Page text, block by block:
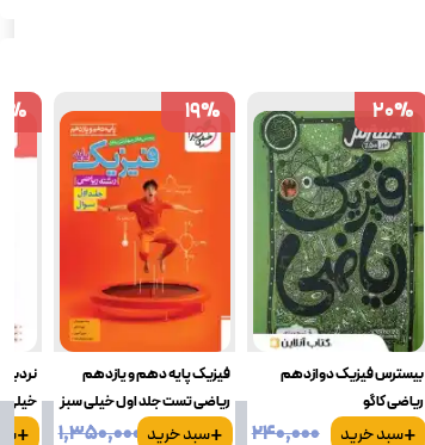
بیسترس فیزیک دوازدهم
ریاضی کاگو
+سبد خرید
۲۴۰٬۰۰۰
20%
20%
فیزیک پایه دهم و یازدهم
ریاضی تست جلد اول خیلی سبز
+سبد خرید ۱٬۳۵۰٬۰۰۰
19%
19%
خیلی
+
%
%